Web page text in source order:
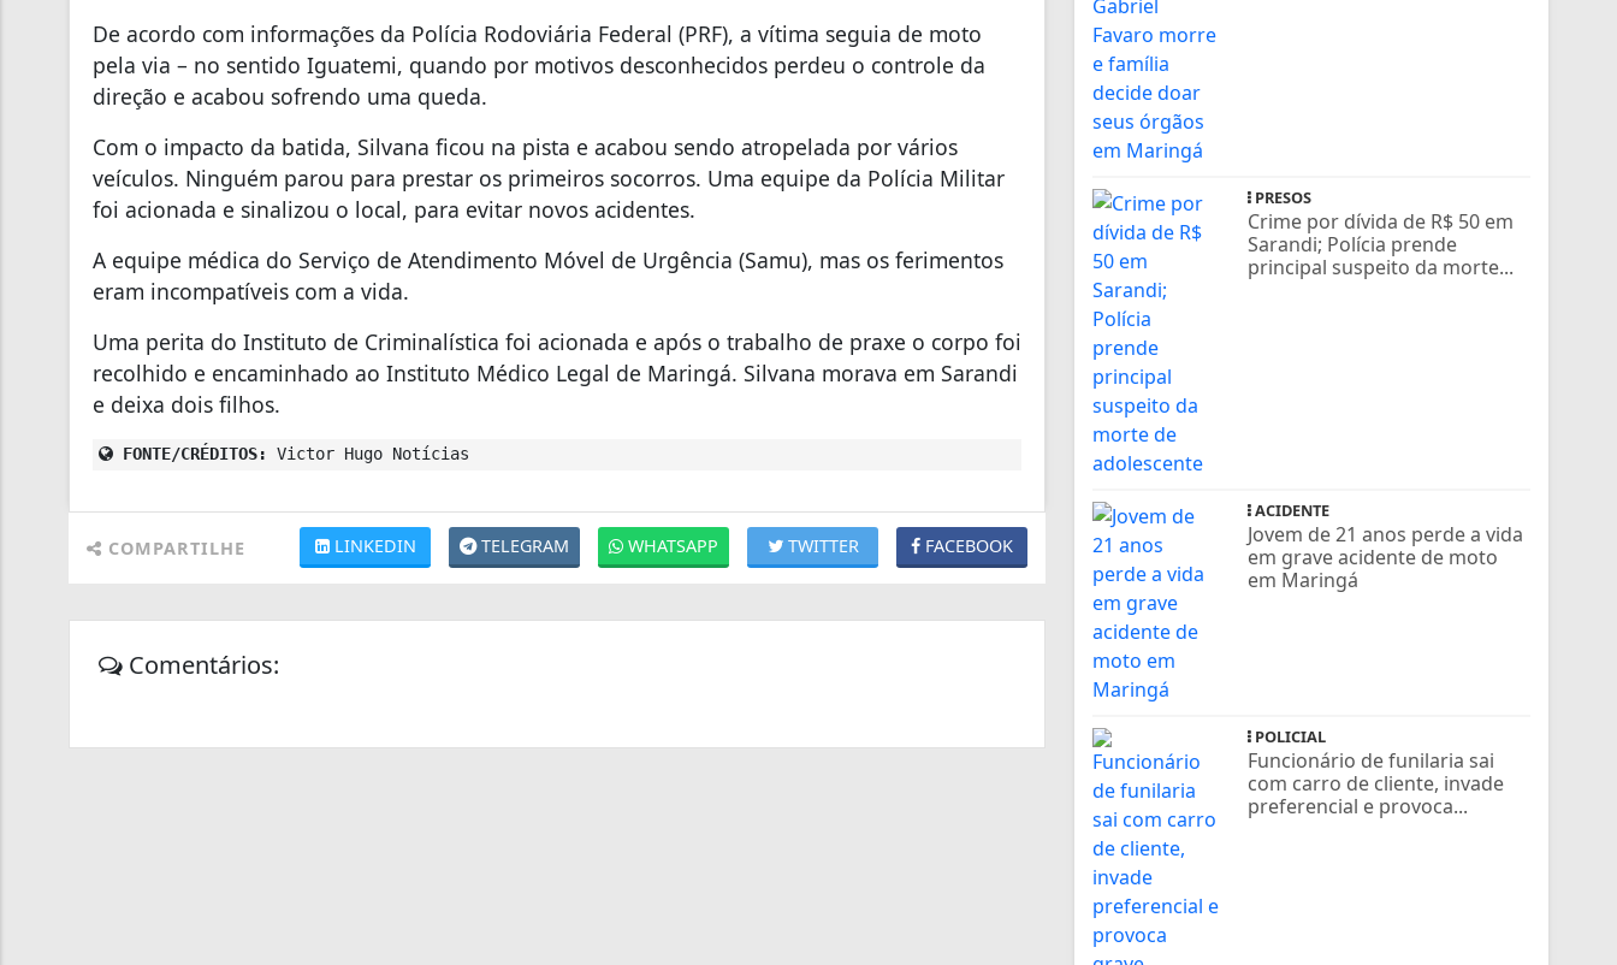
De acordo com informações da Polícia Rodoviária Federal (PRF), a vítima seguia de moto
pela via – no sentido Iguatemi, quando por motivos desconhecidos perdeu o controle da
direção e acabou sofrendo uma queda.
Com o impacto da batida, Silvana ficou na pista e acabou sendo atropelada por vários
veículos. Ninguém parou para prestar os primeiros socorros. Uma equipe da Polícia Militar
foi acionada e sinalizou o local, para evitar novos acidentes.
A equipe médica do Serviço de Atendimento Móvel de Urgência (Samu), mas os ferimentos
eram incompatíveis com a vida.
Uma perita do Instituto de Criminalística foi acionada e após o trabalho de praxe o corpo foi
recolhido e encaminhado ao Instituto Médico Legal de Maringá. Silvana morava em Sarandi
e deixa dois filhos.
FONTE/CRÉDITOS: Victor Hugo Notícias
COMPARTILHE FACEBOOK
TWITTER
WHATSAPP
TELEGRAM
LINKEDIN
Comentários:
PRESOS
Crime por dívida de R$ 50 em
Sarandi; Polícia prende
principal suspeito da morte...
ACIDENTE
Jovem de 21 anos perde a vida
em grave acidente de moto
em Maringá
POLICIAL
Funcionário de funilaria sai
com carro de cliente, invade
preferencial e provoca...